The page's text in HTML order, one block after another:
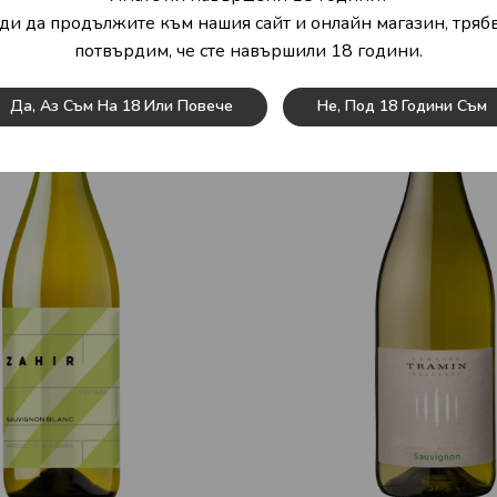
да продължите към нашия сайт и онлайн магазин,
потвърдим, че сте навършили 18 години.
Да, Аз Съм На 18 Или Повече Не, Под 18 Години Съм